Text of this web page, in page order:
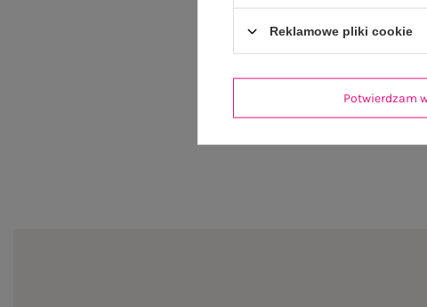
Reklamowe pliki cookie
Potwierdzam